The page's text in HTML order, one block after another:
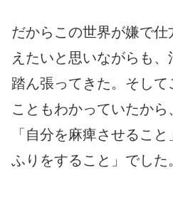
だからこの世界が嫌で
えたいと思いながらも、
踏ん張ってきた。そし
こともわかっていたか
「自分を麻痺させるこ
ふりをすること」でした